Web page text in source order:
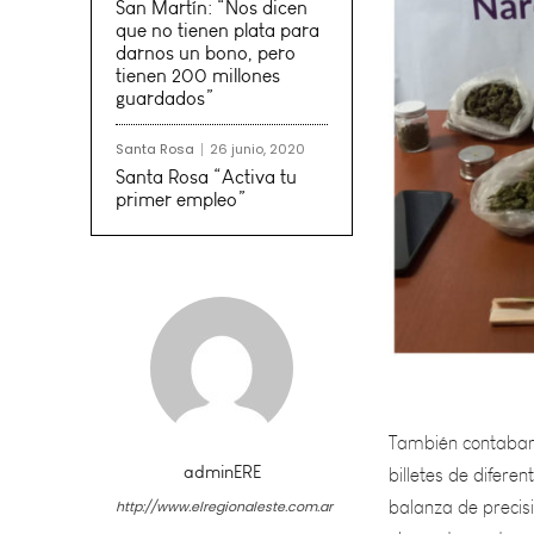
San Martín: “Nos dicen
que no tienen plata para
darnos un bono, pero
tienen 200 millones
guardados”
Santa Rosa 26 junio, 2020
Santa Rosa “Activa tu
primer empleo”
adminERE
http://www.elregionaleste.com.ar
billetes de
balanza de
elementos y